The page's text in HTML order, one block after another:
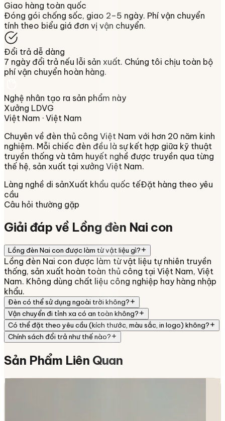
Giao hàng toàn quốc
Đóng gói chống sốc, giao 2–5 ngày. Phí vận chuyển
tính theo biểu giá đơn vị vận chuyển.
Đổi trả dễ dàng
7 ngày đổi trả nếu lỗi sản xuất. Chúng tôi chịu toàn bộ
phí vận chuyển hoàn hàng.
Nghệ nhân tạo ra sản phẩm này
Xưởng LDVG
Việt Nam · Việt Nam
Chuyên về đèn thủ công Việt Nam với hơn 20 năm kinh
nghiệm. Mỗi chiếc đèn đều là sự kết hợp giữa kỹ thuật
truyền thống và tâm huyết nghề được truyền qua từng
thế hệ, sản xuất tại xưởng Việt Nam.
Làng nghề di sảnXuất khẩu quốc tếĐặt hàng theo yêu
cầu
Câu hỏi thường gặp
Giải đáp về Lồng đèn Nai con
Lồng đèn Nai con được làm từ vật liệu gì?
Lồng đèn Nai con được làm từ vật liệu tự nhiên truyền
thống, sản xuất hoàn toàn thủ công tại Việt Nam, Việt
Nam. Không dùng chất liệu công nghiệp hay hàng nhập
khẩu.
Đèn có thể sử dụng ngoài trời không?
Vận chuyển đi tỉnh xa có an toàn không?
Có thể đặt theo yêu cầu (kích thước, màu sắc, in logo) không?
Chính sách đổi trả như thế nào?
Sản Phẩm Liên Quan